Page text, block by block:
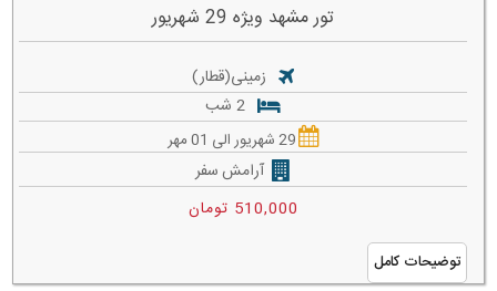
تور مشهد ویژه 29 شهریور
زمینی(قطار)
29 شهریور الی 01 مهر
آرامش سفر
510,000 تومان
توضیحات کامل